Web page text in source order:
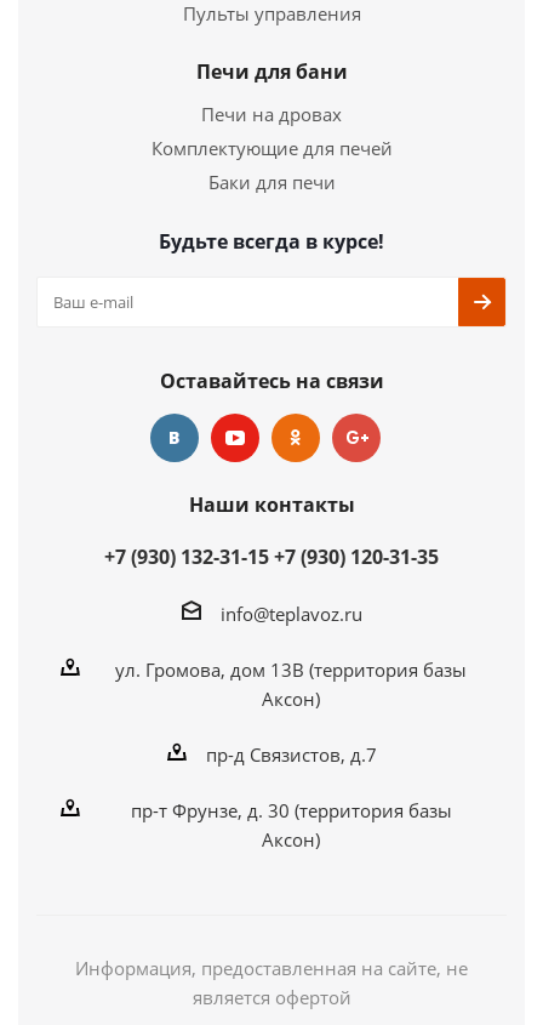
Подробнее
Купить в 1 клик
Пульты управления
Печи для бани
Печи на дровах
Комплектующие для печей
Баки для печи
Будьте всегда в курсе!
Оставайтесь на связи
Наши контакты
+7 (930) 132-31-15+7 (930) 120-31-35
info@teplavoz.ru
ул. Громова, дом 13В (территория базы
Аксон)
пр-д Связистов, д.7
пр-т Фрунзе, д. 30 (территория базы
Аксон)
Информация, предоставленная на сайте, не
является офертой